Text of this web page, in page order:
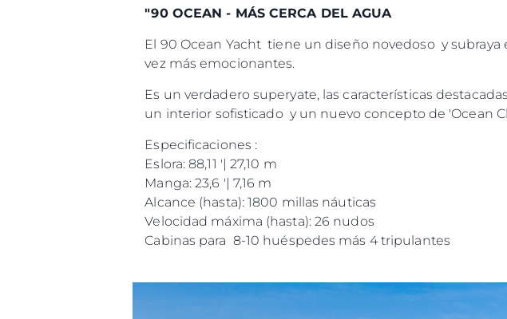
"90 OCEAN - MÁS CERCA DEL AGUA
El 90 Ocean Yacht tiene un diseño novedoso y
vez más emocionantes.
Es un verdadero superyate, las características
un interior sofisticado y un nuevo concepto de 'Ocean
Especificaciones :
Eslora: 88,11 '| 27,10 m
Manga: 23,6 '| 7,16 m
Alcance (hasta): 1800 millas náuticas
Velocidad máxima (hasta): 26 nudos
Cabinas para 8-10 huéspedes más 4 tripulantes